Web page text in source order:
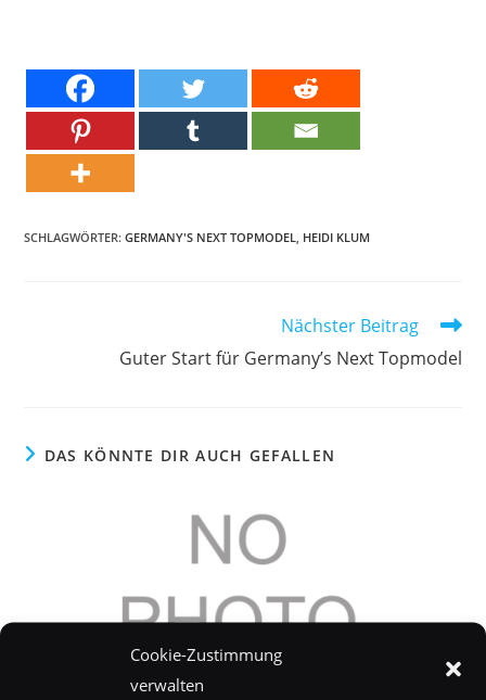
Cookie-Zustimmung
verwalten
SCHLAGWÖRTER:GERMANY'S NEXT TOPMODEL, HEIDI KLUM
Nächster Beitrag
Guter Start für Germany’s Next Topmodel
DAS KÖNNTE DIR AUCH GEFALLEN